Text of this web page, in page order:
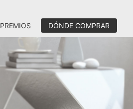
PREMIOS DÓNDE COMPRAR